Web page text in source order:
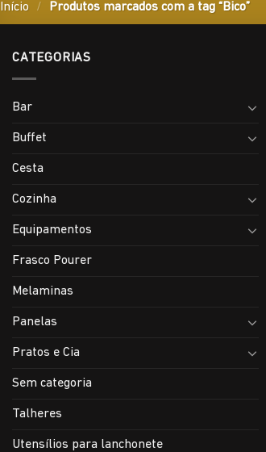
Início / Produtos marcados com a tag “Bico”
CATEGORIAS
Bar
Buffet
Cesta
Cozinha
Equipamentos
Frasco Pourer
Melaminas
Panelas
Pratos e Cia
Sem categoria
Talheres
Utensílios para lanchonete